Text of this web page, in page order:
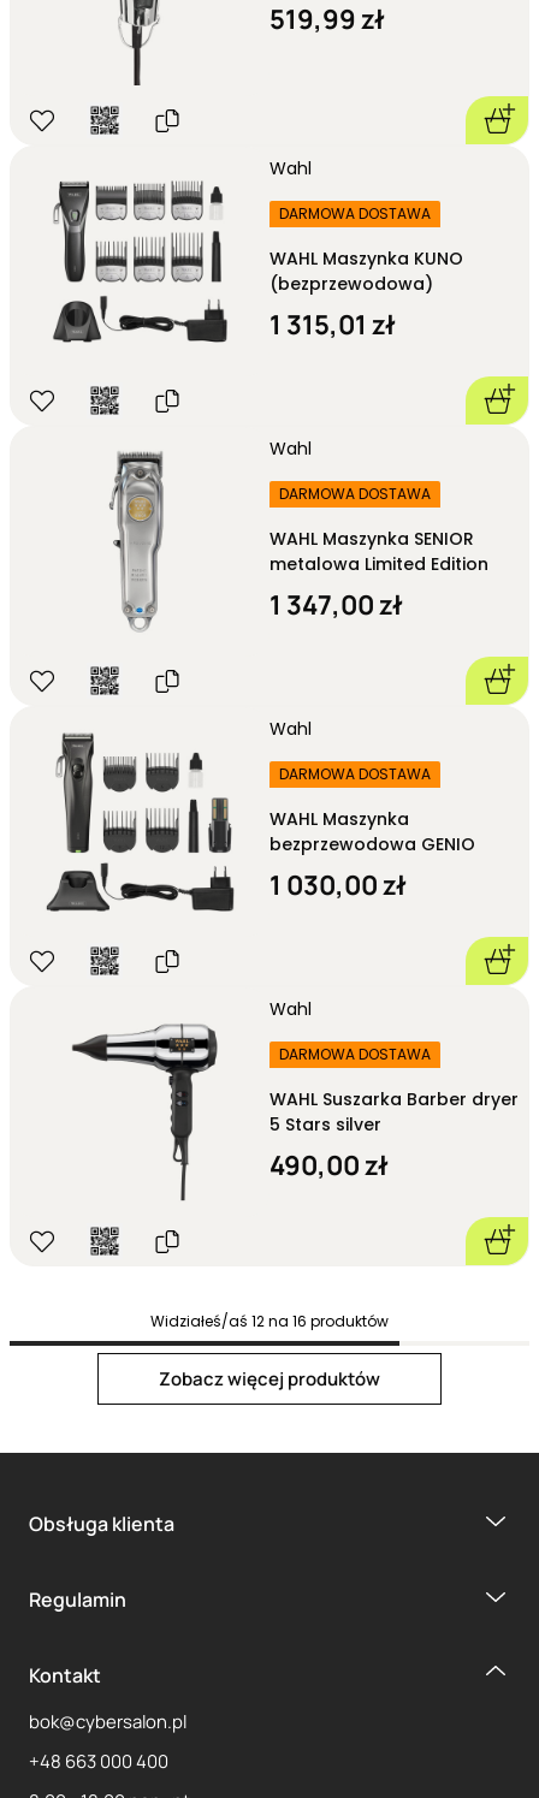
519,99 zł
Wahl
DARMOWA DOSTAWA
WAHL Maszynka KUNO
(bezprzewodowa)
1 315,01 zł
Wahl
DARMOWA DOSTAWA
WAHL Maszynka SENIOR
metalowa Limited Edition
1 347,00 zł
Wahl
DARMOWA DOSTAWA
WAHL Maszynka
bezprzewodowa GENIO
1 030,00 zł
Wahl
DARMOWA DOSTAWA
WAHL Suszarka Barber dryer
5 Stars silver
490,00 zł
Widziałeś/aś 12na 16 produktów
Zobacz więcej produktów
Next page
Obsługa klienta
Regulamin
Kontakt
bok@cybersalon.pl
+48 663 000 400